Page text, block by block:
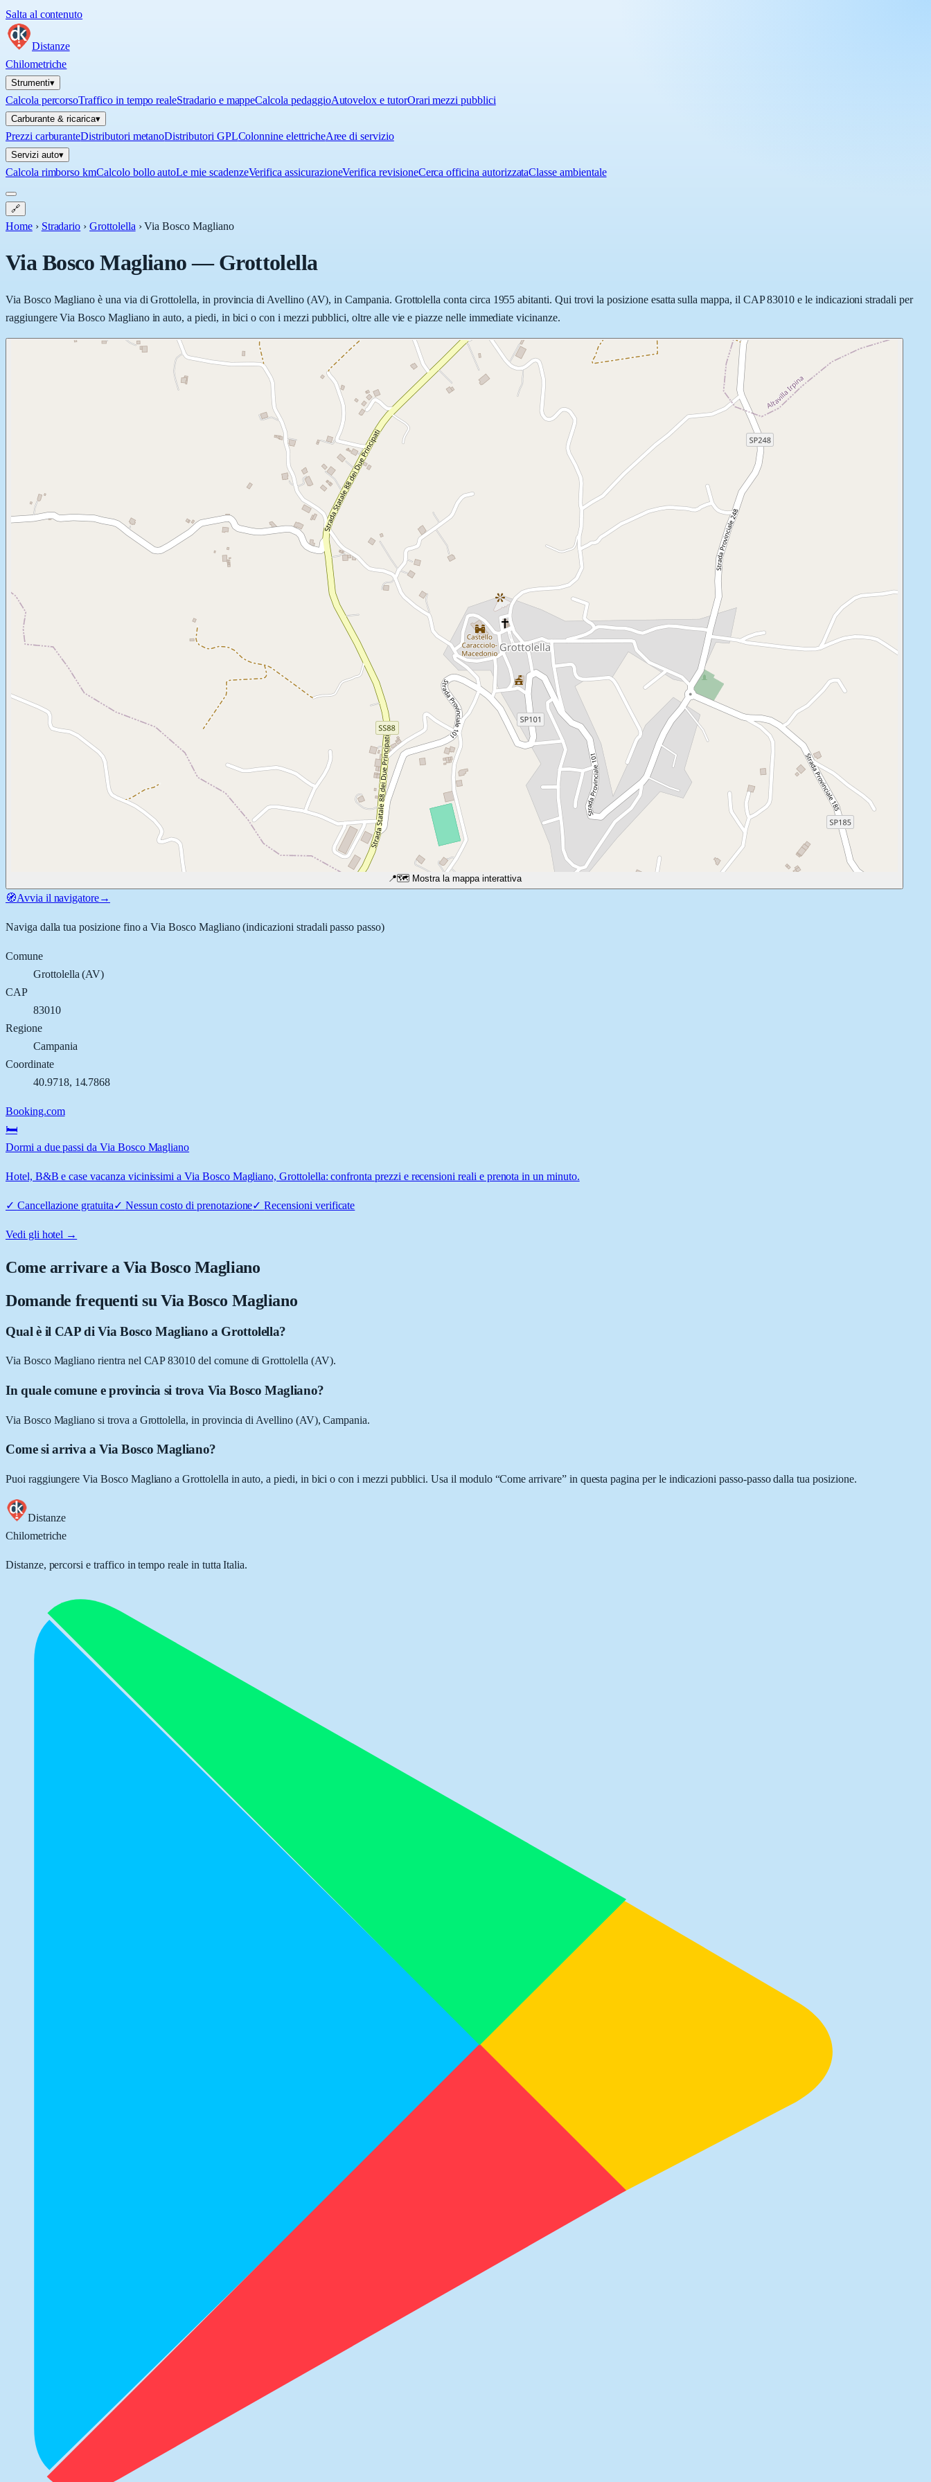
Salta al contenuto
Distanze
Chilometriche
Strumenti▾
Calcola percorsoTraffico in tempo realeStradario e mappeCalcola pedaggioAutovelox e tutorOrari mezzi pubblici
Carburante & ricarica▾
Prezzi carburanteDistributori metanoDistributori GPLColonnine elettricheAree di servizio
Servizi auto▾
Calcola rimborso kmCalcolo bollo autoLe mie scadenzeVerifica assicurazioneVerifica revisioneCerca officina autorizzataClasse ambientale
🔗
Home › Stradario › Grottolella ›Via Bosco Magliano
Via Bosco Magliano—Grottolella
Via Bosco Magliano è una via di Grottolella, in provincia di Avellino (AV), in Campania. Grottolella conta circa 1955 abitanti. Qui trovi la posizione esatta sulla mappa, il CAP 83010 e le indicazioni stradali per
raggiungere Via Bosco Magliano in auto, a piedi, in bici o con i mezzi pubblici, oltre alle vie e piazze nelle immediate vicinanze.
📍🗺️ Mostra la mappa interattiva
🧭Avvia il navigatore→
Naviga dalla tua posizione fino aVia Bosco Magliano(indicazioni stradali passo passo)
Comune
Grottolella (AV)
CAP
83010
Regione
Campania
Coordinate
40.9718, 14.7868
Booking.com
🛏️
Dormi a due passi da Via Bosco Magliano
Hotel, B&B e case vacanza vicinissimi a Via Bosco Magliano, Grottolella: confronta prezzi e recensioni reali e prenota in un minuto.
✓ Cancellazione gratuita✓ Nessun costo di prenotazione✓Recensioni verificate
Vedi gli hotel →
Come arrivare aVia Bosco Magliano
Domande frequenti su Via Bosco Magliano
Qual è il CAP di Via Bosco Magliano a Grottolella?
Via Bosco Magliano rientra nel CAP 83010 del comune di Grottolella (AV).
In quale comune e provincia si trova Via Bosco Magliano?
Via Bosco Magliano si trova a Grottolella, in provincia di Avellino (AV), Campania.
Come si arriva a Via Bosco Magliano?
Puoi raggiungere Via Bosco Magliano a Grottolella in auto, a piedi, in bici o con i mezzi pubblici. Usa il modulo “Come arrivare” in questa pagina per le indicazioni passo-passo dalla tua posizione.
Distanze
Chilometriche
Distanze, percorsi e traffico in tempo reale in tutta Italia.